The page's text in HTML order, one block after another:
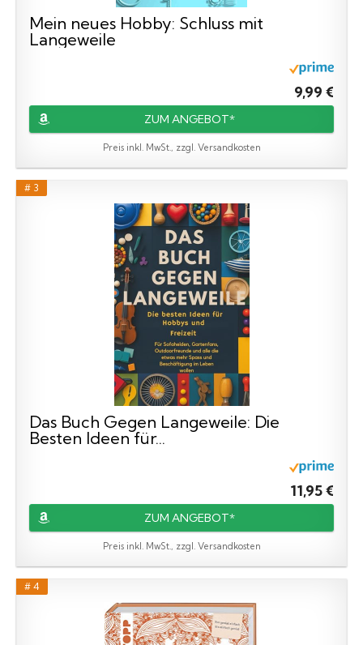
Mein neues Hobby: Schluss mit
Langeweile
9,99 €
ZUM ANGEBOT*
Preis inkl. MwSt., zzgl. Versandkosten
# 3
Das Buch Gegen Langeweile: Die
Besten Ideen für...
11,95 €
ZUM ANGEBOT*
Preis inkl. MwSt., zzgl. Versandkosten
# 4